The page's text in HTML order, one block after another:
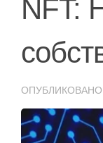
NFT:
ОПУБЛИКОВАНО